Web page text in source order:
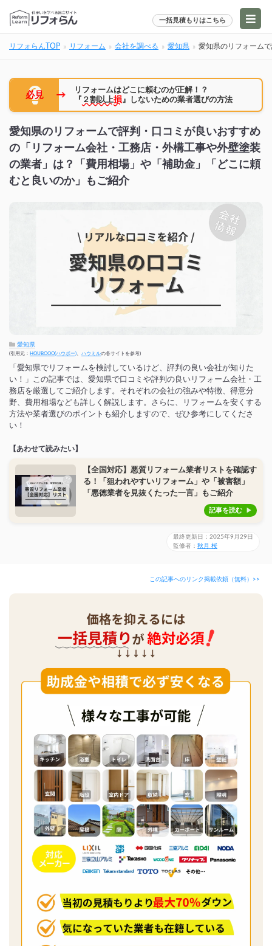
一括見積もりはこちら
リフォらんTOP リフォーム 会社を調べる 愛知県 愛知県のリフォーム
必見 →
リフォームはどこに頼むのが正解！？
『 ２割以上損』しないための業者選びの方法
愛知県のリフォームで評判・口コミが良いおすすめ
の「リフォーム会社・工務店・外構工事や外壁塗装
の業者」は？「費用相場」や「補助金」「どこに頼
むと良いのか」もご紹介
愛知県
(引用元： HOUBOOO(ハウボー)、 ハウミルの各サイトを参考)
「愛知県でリフォームを検討しているけど、評判の良い会社が知りた
い！」この記事では、愛知県で口コミや評判の良いリフォーム会社・工
務店を厳選してご紹介します。それぞれの会社の強みや特徴、得意分
野、費用相場なども詳しく解説します。さらに、リフォームを安くする
方法や業者選びのポイントも紹介しますので、ぜひ参考にしてくださ
い！
【あわせて読みたい】
【全国対応】悪質リフォーム業者リストを確認す
る！「狙われやすいリフォーム」や「被害額」
「悪徳業者を見抜くたった一言」もご紹介
記事を読む
最終更新日：2025年9月29日
監修者： 秋月 桜
この記事へのリンク掲載依頼（無料）>>